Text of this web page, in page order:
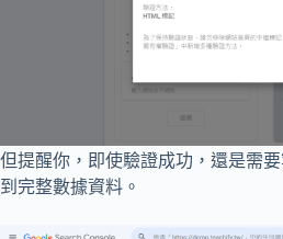
但提醒你，即使驗證成功，還是需
到完整數據資料。